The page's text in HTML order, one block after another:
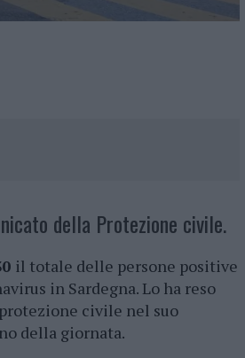
della Protezione civile.
il totale delle persone positive
in Sardegna. Lo ha reso
civile nel suo
della giornata.